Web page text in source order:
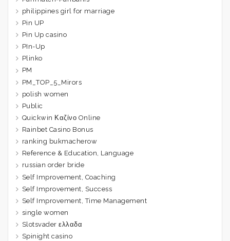
philippines girl for marriage
Pin UP
Pin Up casino
PIn-Up
Plinko
PM
PM_TOP_5_Mirors
polish women
Public
Quickwin Καζίνο Online
Rainbet Casino Bonus
ranking bukmacherow
Reference & Education, Language
russian order bride
Self Improvement, Coaching
Self Improvement, Success
Self Improvement, Time Management
single women
Slotsvader ελλαδα
Spinight casino